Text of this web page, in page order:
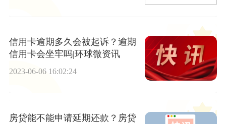
信用卡逾期多久会被起诉？逾期
信用卡会坐牢吗|环球微资讯
2023-06-06 16:02:24
房贷能不能申请延期还款？房贷